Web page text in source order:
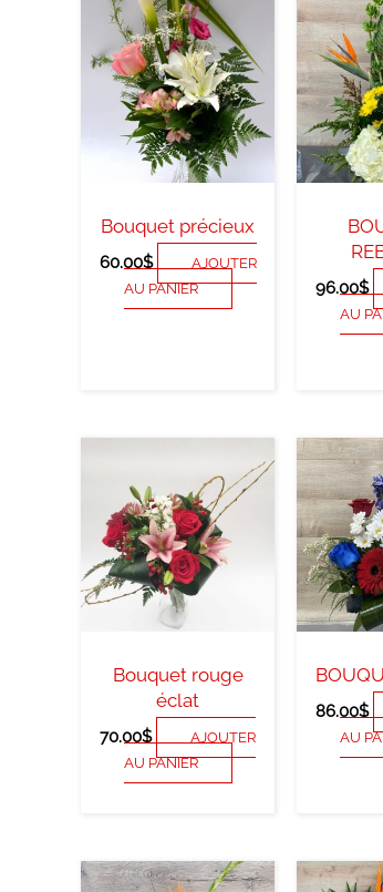
Bouquet précieux
60.00$
AJOUTER
AU PANIER
96.00$
AU
Bouquet rouge
éclat
70.00$
AJOUTER
AU PANIER
86.00$
AU